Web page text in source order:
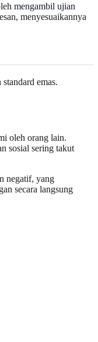
mengambil ujian
menyesuaikannya
emas.
oleh orang lain.
sosial sering takut
negatif, yang
secara langsung